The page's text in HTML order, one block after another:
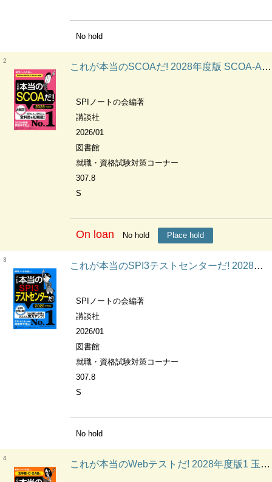
No hold
2
これが本当のSCOAだ! 2028年度版 SCOA-A・SCOA-C・SCOA-i対応 本当の就職テストシリーズ
SPIノートの会編著
講談社
2026/01
図書館
就職・資格試験対策コーナー
307.8
S
On loan No hold Place hold
3
これが本当のSPI3テストセンターだ! 2028年度版 本当の就職テストシリーズ
SPIノートの会編著
講談社
2026/01
図書館
就職・資格試験対策コーナー
307.8
S
No hold
4
これが本当のWebテストだ! 2028年度版1 玉手箱・C-GAB編 本当の就職テストシリーズ